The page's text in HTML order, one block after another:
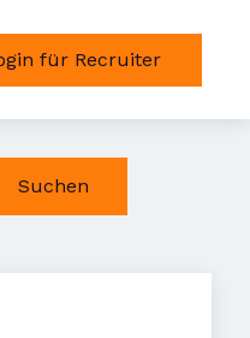
für Recruiter
Suchen